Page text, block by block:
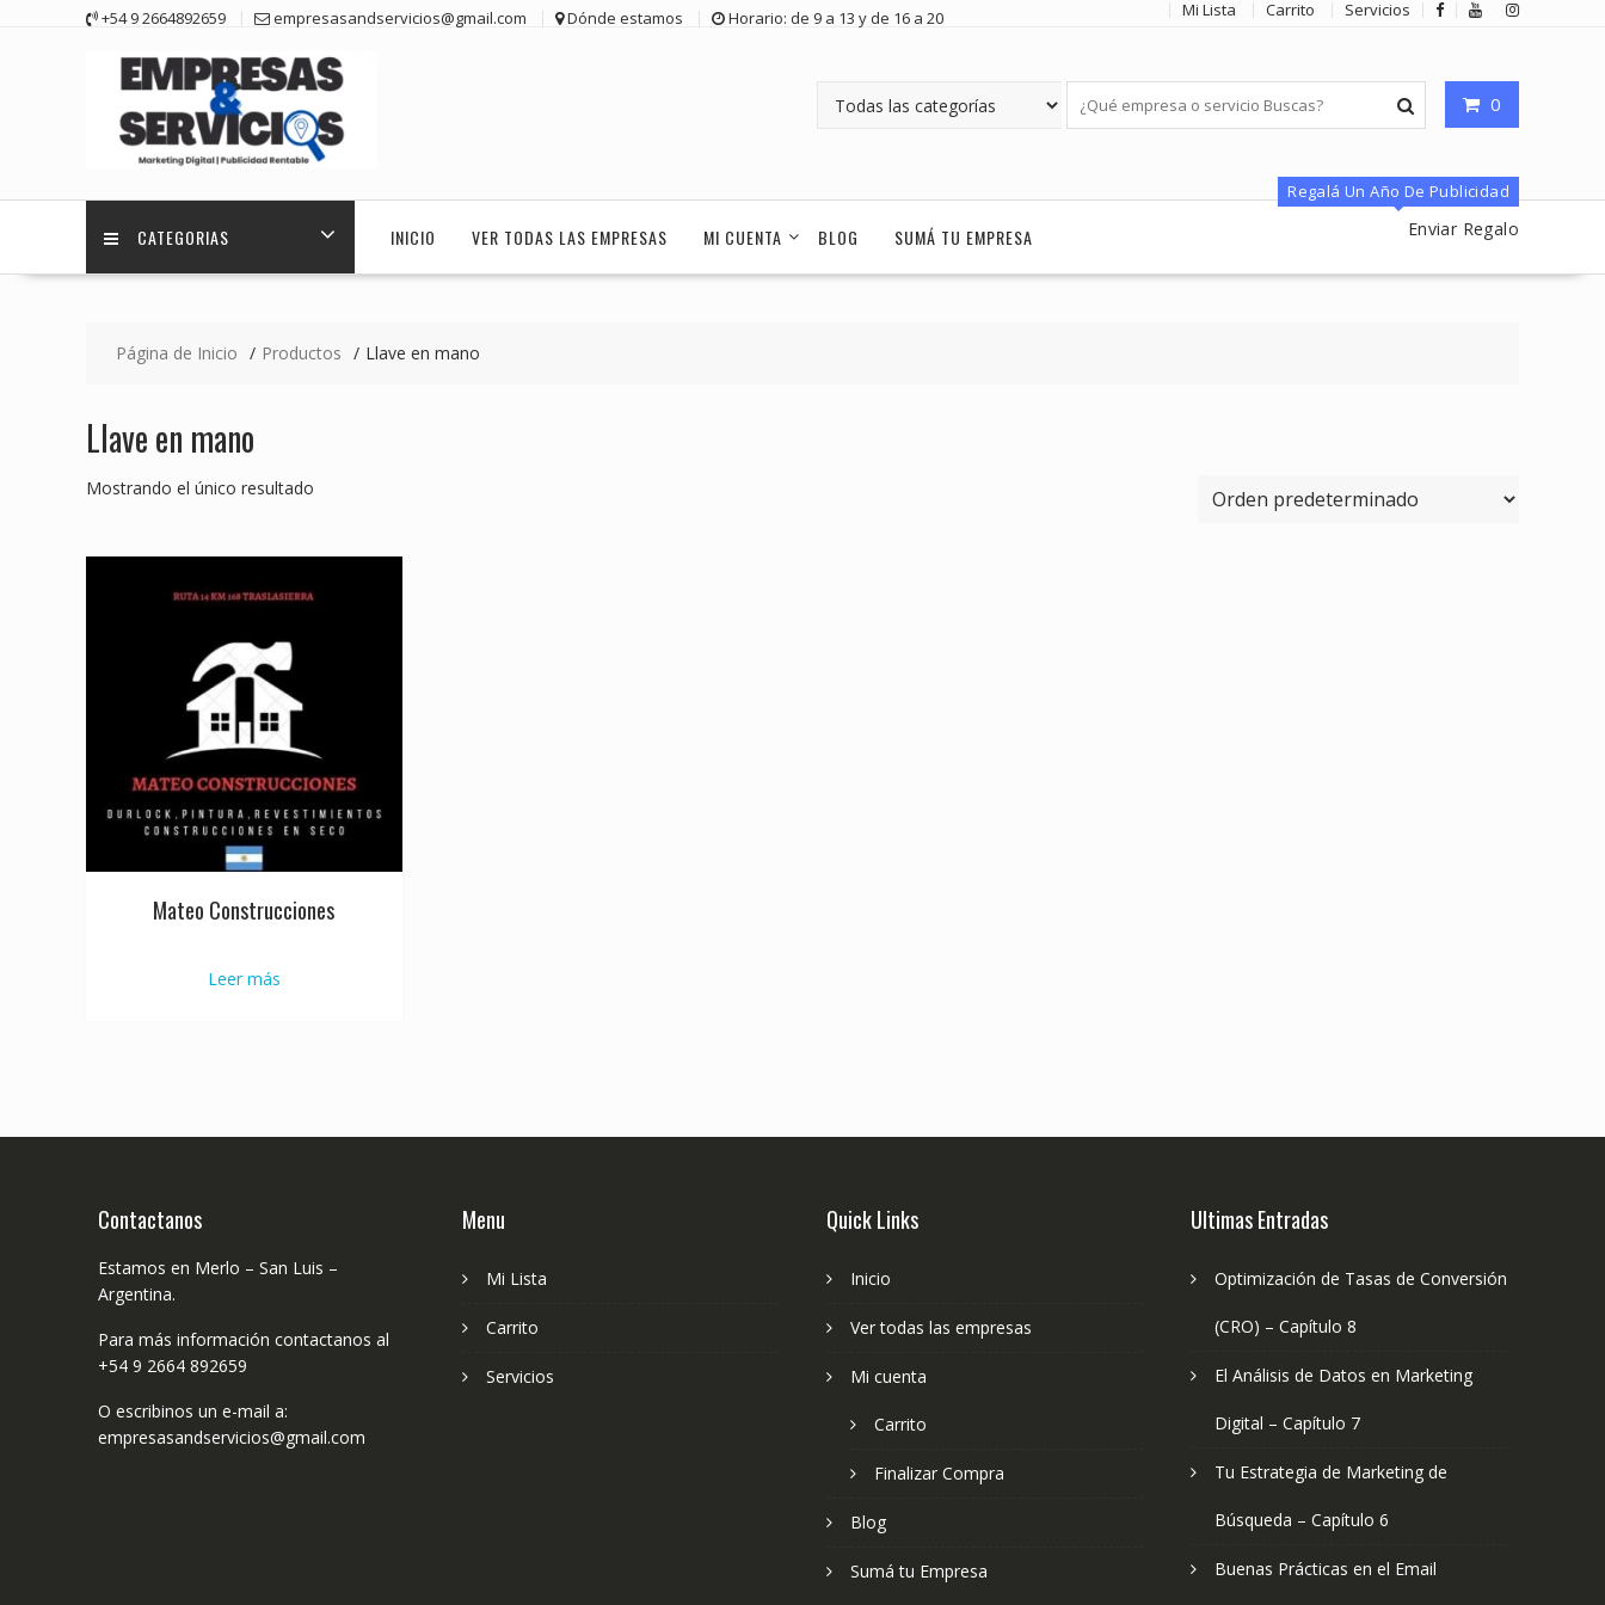
+54 9 2664892659 empresasandservicios@gmail.com Dónde estamos Horario: de 9 a 13 y de 16 a 20 Mi Lista Carrito Servicios
0
CATEGORIAS INICIO VER TODAS LAS EMPRESAS MI CUENTA BLOG SUMÁ TU EMPRESA
Regalá Un Año De Publicidad
Enviar Regalo
Página de Inicio Productos Llave en mano
Llave en mano
Mostrando el único resultado
Mateo Construcciones
Leer más
Contactanos
Estamos en Merlo – San Luis –
Argentina.
Para más información contactanos al
+54 9 2664 892659
O escribinos un e-mail a:
empresasandservicios@gmail.com
Menu
Mi Lista
Carrito
Servicios
Quick Links
Inicio
Ver todas las empresas
Mi cuenta
Carrito
Finalizar Compra
Blog
Sumá tu Empresa
Ultimas Entradas
Optimización de Tasas de Conversión
(CRO) – Capítulo 8
El Análisis de Datos en Marketing
Digital – Capítulo 7
Tu Estrategia de Marketing de
Búsqueda – Capítulo 6
Buenas Prácticas en el Email